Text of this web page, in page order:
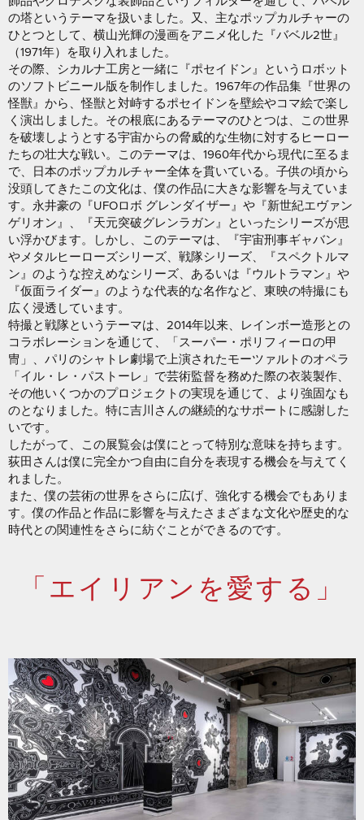
の塔というテーマを扱いました。又、主なポップカルチャーの
ひとつとして、横山光輝の漫画をアニメ化した『バベル2世』
（1971年）を取り入れました。
その際、シカルナ工房と一緒に『ポセイドン』というロボット
のソフトビニール版を制作しました。1967年の作品集『世界の
怪獣』から、怪獣と対峙するポセイドンを壁絵やコマ絵で楽し
く演出しました。その根底にあるテーマのひとつは、この世界
を破壊しようとする宇宙からの脅威的な生物に対するヒーロー
たちの壮大な戦い。このテーマは、1960年代から現代に至るま
で、日本のポップカルチャー全体を貫いている。子供の頃から
没頭してきたこの文化は、僕の作品に大きな影響を与えていま
す。永井豪の『UFOロボ グレンダイザー』や『新世紀エヴァン
ゲリオン』、『天元突破グレンラガン』といったシリーズが思
い浮かびます。しかし、このテーマは、『宇宙刑事ギャバン』
やメタルヒーローズシリーズ、戦隊シリーズ、『スペクトルマ
ン』のような控えめなシリーズ、あるいは『ウルトラマン』や
『仮面ライダー』のような代表的な名作など、東映の特撮にも
広く浸透しています。
特撮と戦隊というテーマは、2014年以来、レインボー造形との
コラボレーションを通じて、「スーパー・ポリフィーロの甲
冑」、パリのシャトレ劇場で上演されたモーツァルトのオペラ
「イル・レ・パストーレ」で芸術監督を務めた際の衣装製作、
その他いくつかのプロジェクトの実現を通じて、より強固なも
のとなりました。特に吉川さんの継続的なサポートに感謝した
いです。
したがって、この展覧会は僕にとって特別な意味を持ちます。
荻田さんは僕に完全かつ自由に自分を表現する機会を与えてく
れました。
また、僕の芸術の世界をさらに広げ、強化する機会でもありま
す。僕の作品と作品に影響を与えたさまざまな文化や歴史的な
時代との関連性をさらに紡ぐことができるのです。
「エイリアンを愛する」